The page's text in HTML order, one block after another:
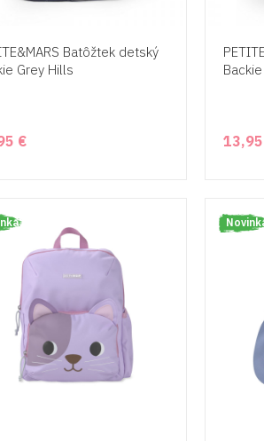
Batôžtek detský
Grey Hills
€